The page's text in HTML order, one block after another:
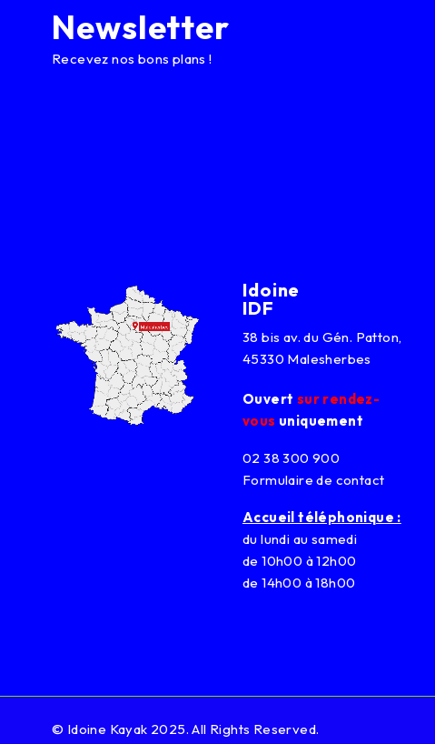
Newsletter
Recevez nos bons plans !
Idoine
IDF
38 bis av. du Gén. Patton,
45330 Malesherbes
Ouvert sur rendez-
vous uniquement
02 38 300 900
Formulaire de contact
Accueil téléphonique :
du lundi au samedi
de 10h00 à 12h00
de 14h00 à 18h00
© Idoine Kayak 2025. All Rights Reserved.